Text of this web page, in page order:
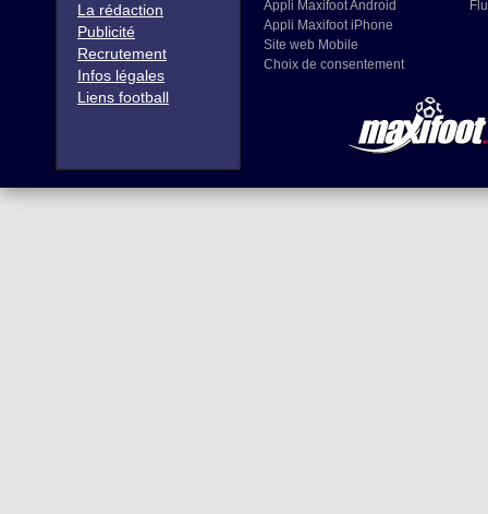
La rédaction
Publicité
Recrutement
Infos légales
Liens football
Appli Maxifoot Android
Appli Maxifoot iPhone
Site web Mobile
Choix de consentement